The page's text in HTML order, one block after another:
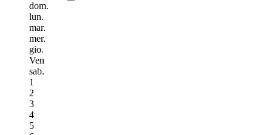
dom.
lun.
mar.
mer.
gio.
Ven
sab.
1
2
3
4
5